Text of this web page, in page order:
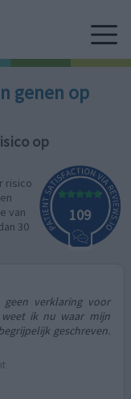
genen op
op
risico
van
30
109
verklaring voor
ik nu waar mijn
geschreven.